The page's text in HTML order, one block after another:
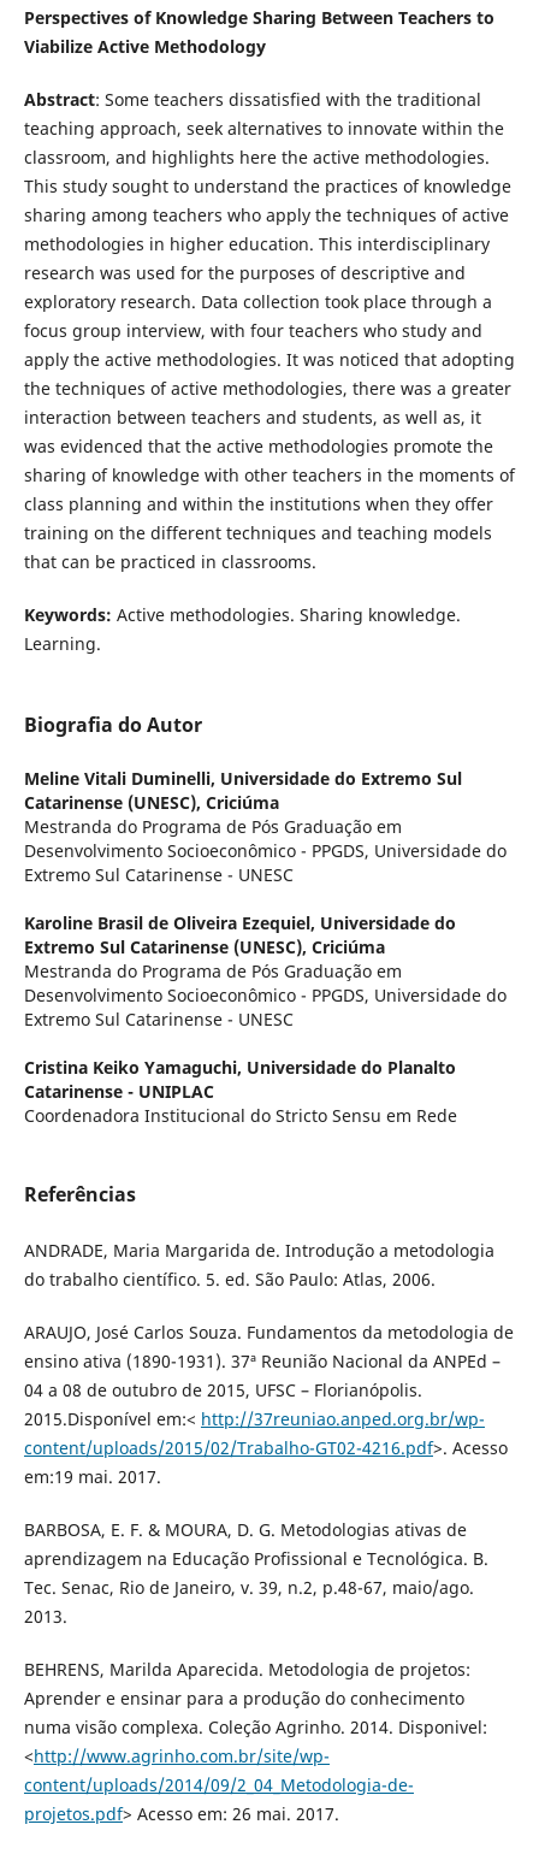
Perspectives of Knowledge Sharing Between Teachers to
Viabilize Active Methodology
Abstract: Some teachers dissatisfied with the traditional
teaching approach, seek alternatives to innovate within the
classroom, and highlights here the active methodologies.
This study sought to understand the practices of knowledge
sharing among teachers who apply the techniques of active
methodologies in higher education. This interdisciplinary
research was used for the purposes of descriptive and
exploratory research. Data collection took place through a
focus group interview, with four teachers who study and
apply the active methodologies. It was noticed that adopting
the techniques of active methodologies, there was a greater
interaction between teachers and students, as well as, it
was evidenced that the active methodologies promote the
sharing of knowledge with other teachers in the moments of
class planning and within the institutions when they offer
training on the different techniques and teaching models
that can be practiced in classrooms.
Keywords: Active methodologies. Sharing knowledge.
Learning.
Biografia do Autor
Meline Vitali Duminelli, Universidade do Extremo Sul
Catarinense (UNESC), Criciúma
Mestranda do Programa de Pós Graduação em
Desenvolvimento Socioeconômico - PPGDS, Universidade do
Extremo Sul Catarinense - UNESC
Karoline Brasil de Oliveira Ezequiel, Universidade do
Extremo Sul Catarinense (UNESC), Criciúma
Mestranda do Programa de Pós Graduação em
Desenvolvimento Socioeconômico - PPGDS, Universidade do
Extremo Sul Catarinense - UNESC
Cristina Keiko Yamaguchi, Universidade do Planalto
Catarinense - UNIPLAC
Coordenadora Institucional do Stricto Sensu em Rede
Referências
ANDRADE, Maria Margarida de. Introdução a metodologia
do trabalho científico. 5. ed. São Paulo: Atlas, 2006.
ARAUJO, José Carlos Souza. Fundamentos da metodologia de
ensino ativa (1890-1931). 37ª Reunião Nacional da ANPEd –
04 a 08 de outubro de 2015, UFSC – Florianópolis.
2015.Disponível em:< http://37reuniao.anped.org.br/wp-
content/uploads/2015/02/Trabalho-GT02-4216.pdf>. Acesso
em:19 mai. 2017.
BARBOSA, E. F. & MOURA, D. G. Metodologias ativas de
aprendizagem na Educação Profissional e Tecnológica. B.
Tec. Senac, Rio de Janeiro, v. 39, n.2, p.48-67, maio/ago.
2013.
BEHRENS, Marilda Aparecida. Metodologia de projetos:
Aprender e ensinar para a produção do conhecimento
numa visão complexa. Coleção Agrinho. 2014. Disponivel:
<http://www.agrinho.com.br/site/wp-
content/uploads/2014/09/2_04_Metodologia-de-
projetos.pdf> Acesso em: 26 mai. 2017.